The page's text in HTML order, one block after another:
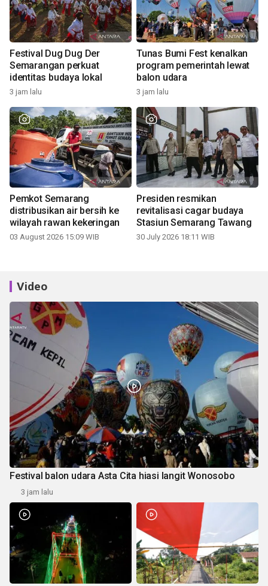
Festival Dug Dug Der
Semarangan perkuat
identitas budaya lokal
3 jam lalu
Tunas Bumi Fest kenalkan
program pemerintah lewat
balon udara
3 jam lalu
Pemkot Semarang
distribusikan air bersih ke
wilayah rawan kekeringan
03 August 2026 15:09 WIB
Presiden resmikan
revitalisasi cagar budaya
Stasiun Semarang Tawang
30 July 2026 18:11 WIB
Video
Festival balon udara Asta Cita hiasi langit Wonosobo
3 jam lalu